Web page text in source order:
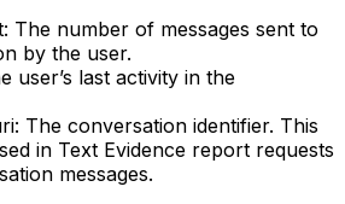
The number of messages sent to
by the user.
user’s last activity in the
The conversation identifier. This
in Text Evidence report requests
messages.